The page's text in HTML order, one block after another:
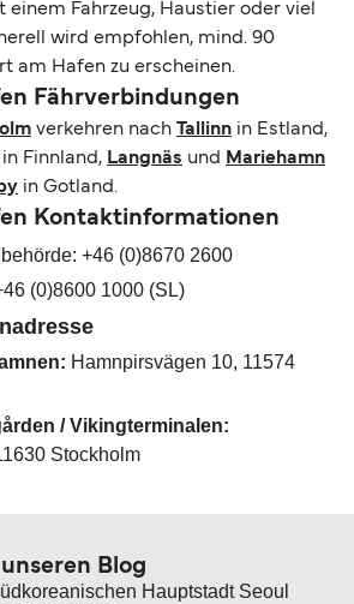
einem Fahrzeug, Haustier oder viel
wird empfohlen, mind. 90
am Hafen zu erscheinen.
Fährverbindungen
verkehren nach Tallinn in Estland,
in Finnland, Langnäs und
Mariehamn
in Gotland.
Kontaktinformationen
+46 (0)8670 2600
(0)8600 1000 (SL)
Hamnpirsvägen 10, 11574
/ Vikingterminalen:
Stockholm
Blog